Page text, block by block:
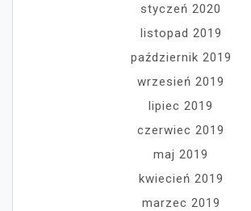
styczeń 2020
listopad 2019
październik 2019
wrzesień 2019
lipiec 2019
czerwiec 2019
maj 2019
kwiecień 2019
marzec 2019